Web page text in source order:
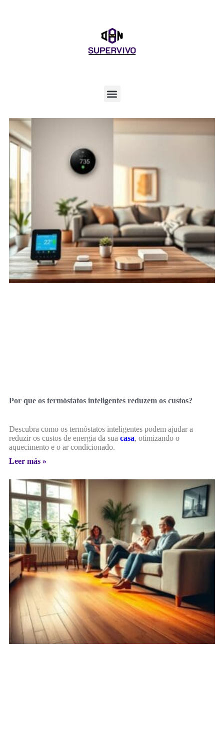
Por que os termóstatos inteligentes reduzem os custos?
Descubra como os termóstatos inteligentes podem ajudar a
reduzir os custos de energia da sua casa, otimizando o
aquecimento e o ar condicionado.
Leer más »